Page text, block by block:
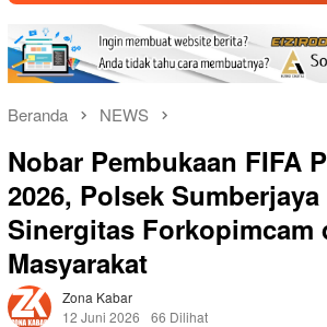
Beranda NEWS
Nobar Pembukaan FIFA
2026, Polsek
Sinergitas Forkopimcam
Masyarakat
Zona Kabar
12 Juni 2026
66 Dilihat